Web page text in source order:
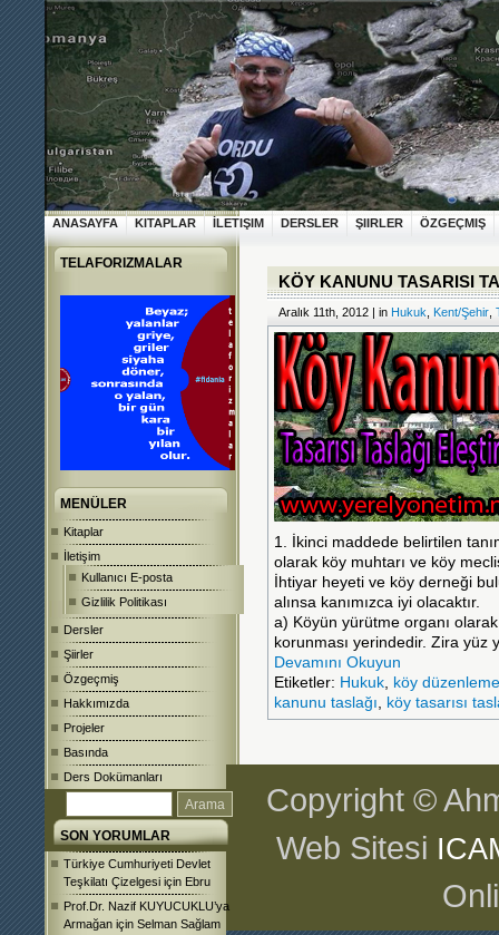
ANASAYFA KITAPLAR İLETIŞIM DERSLER ŞIIRLER ÖZGEÇMIŞ
TELAFORIZMALAR
MENÜLER
Kitaplar
İletişim
Kullanıcı E-posta
Gizlilik Politikası
Dersler
Şiirler
Özgeçmiş
Hakkımızda
Projeler
Basında
Ders Dokümanları
SON YORUMLAR
Türkiye Cumhuriyeti Devlet
Teşkilatı Çizelgesi için Ebru
Prof.Dr. Nazif KUYUCUKLU’ya
Armağan için Selman Sağlam
KÖY KANUNU TASARISI
Aralık 11th, 2012 | in Hukuk Kent/Şehir
1. İkinci maddede belirtilen
olarak köy muhtarı ve köy
İhtiyar heyeti ve köy derneği
alınsa kanımızca iyi olacaktır.
a) Köyün yürütme organı
korunması yerindedir. Zira yüz
Devamını Okuyun
Etiketler: Hukuk, köy
kanunu taslağı, köy tasarısı
Copyright ©
Web Sitesi